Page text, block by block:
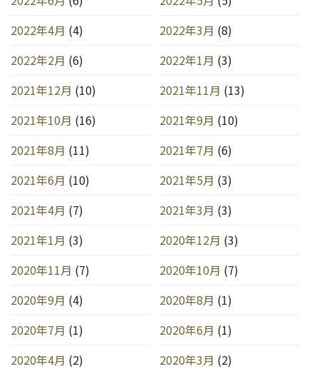
2022年4月 (4) 2022年3月 (8)
2022年2月 (6) 2022年1月 (3)
2021年12月 (10) 2021年11月 (13)
2021年10月 (16) 2021年9月 (10)
2021年8月 (11) 2021年7月 (6)
2021年6月 (10) 2021年5月 (3)
2021年4月 (7) 2021年3月 (3)
2021年1月 (3) 2020年12月 (3)
2020年11月 (7) 2020年10月 (7)
2020年9月 (4) 2020年8月 (1)
2020年7月 (1) 2020年6月 (1)
2020年4月 (2) 2020年3月 (2)